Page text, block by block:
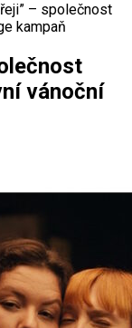
– společnost
kampaň
vánoční